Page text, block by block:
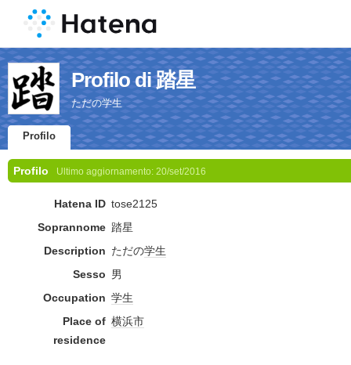
Profilo di 踏星
ただの学生
Profilo
Profilo Ultimo aggiornamento: 20/set/2016
Hatena ID tose2125
Soprannome 踏星
Description ただの学生
Sesso 男
Occupation 学生
Place of
residence
横浜市